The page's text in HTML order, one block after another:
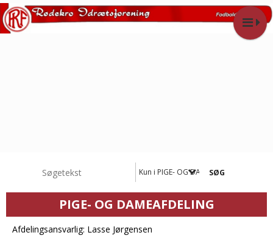
Kun i PIGE- OG DAMEAFDELING
PIGE- OG DAMEAFDELING
Afdelingsansvarlig: Lasse Jørgensen